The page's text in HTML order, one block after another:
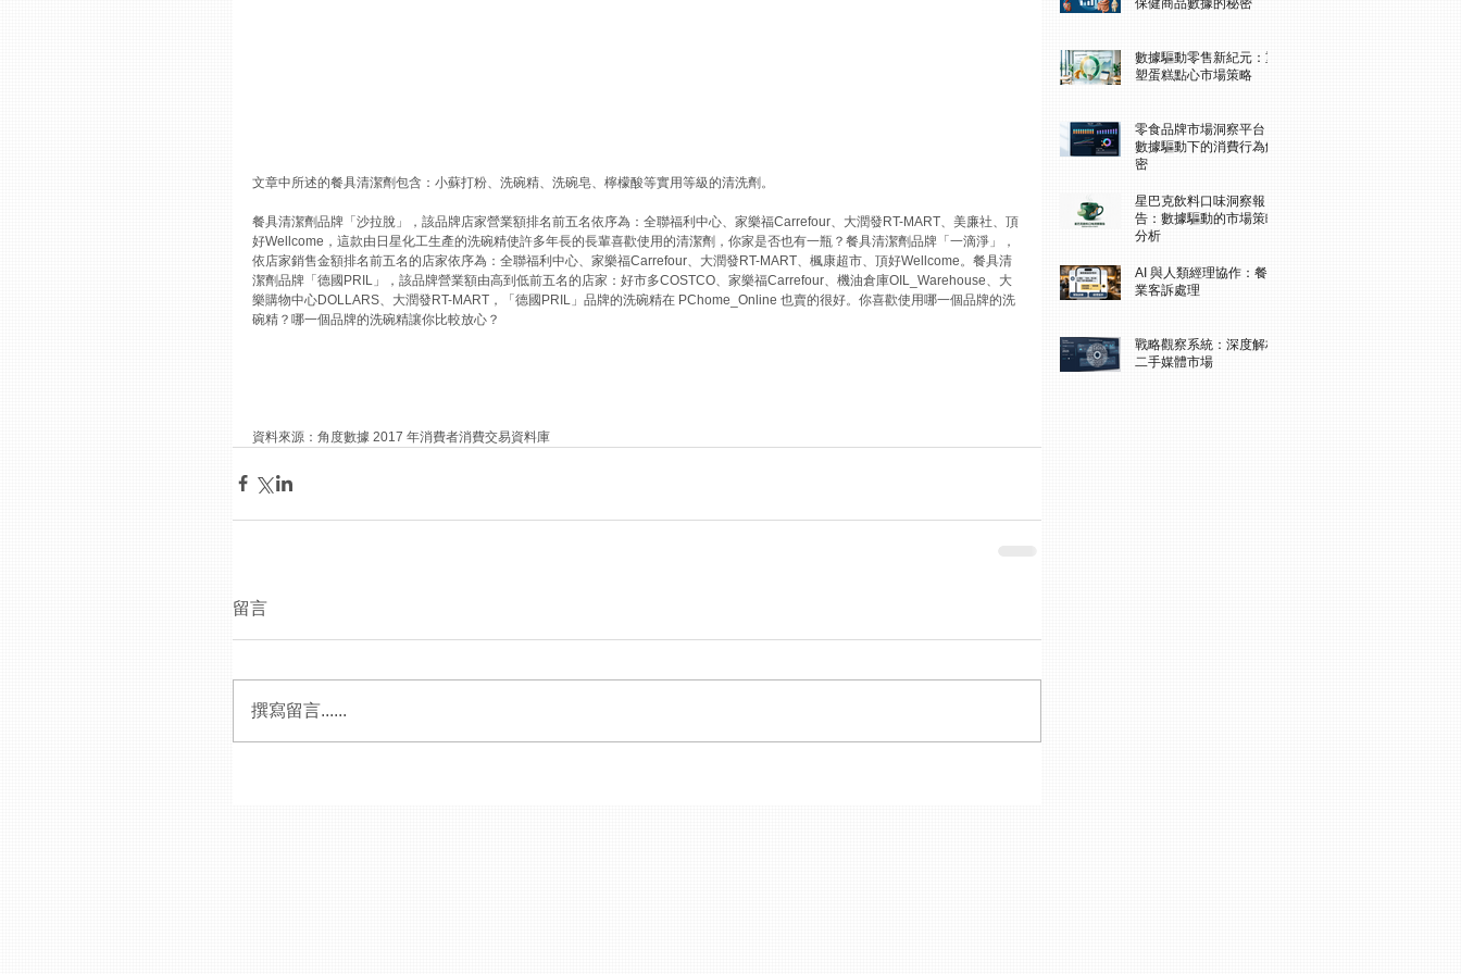
文章中所述的餐具清潔劑包含：小蘇打粉、洗碗精、洗碗皂、檸檬酸等實用等級的清洗劑。
餐具清潔劑品牌「沙拉脫」，該品牌店家營業額排名前五名依序為：全聯福利中心、家樂福Carrefour、大潤發RT-MART、美廉社、頂
好Wellcome，這款由日星化工生產的洗碗精使許多年長的長輩喜歡使用的清潔劑，你家是否也有一瓶？餐具清潔劑品牌「一滴淨」，
依店家銷售金額排名前五名的店家依序為：全聯福利中心、家樂福Carrefour、大潤發RT-MART、楓康超市、頂好Wellcome。餐具清
潔劑品牌「德國PRIL」，該品牌營業額由高到低前五名的店家：好市多COSTCO、家樂福Carrefour、機油倉庫OIL_Warehouse、大
樂購物中心DOLLARS、大潤發RT-MART，「德國PRIL」品牌的洗碗精在 PChome_Online 也賣的很好。你喜歡使用哪一個品牌的洗
碗精？哪一個品牌的洗碗精讓你比較放心？
資料來源：角度數據 2017 年消費者消費交易資料庫
留言
撰寫留言......
數據驅動零售新紀元：重
塑蛋糕點心市場策略
零食品牌市場洞察平台：
數據驅動下的消費行為解
密
星巴克飲料口味洞察報
告：數據驅動的市場策略
分析
AI 與人類經理協作：餐飲
業客訴處理
戰略觀察系統：深度解析
二手媒體市場